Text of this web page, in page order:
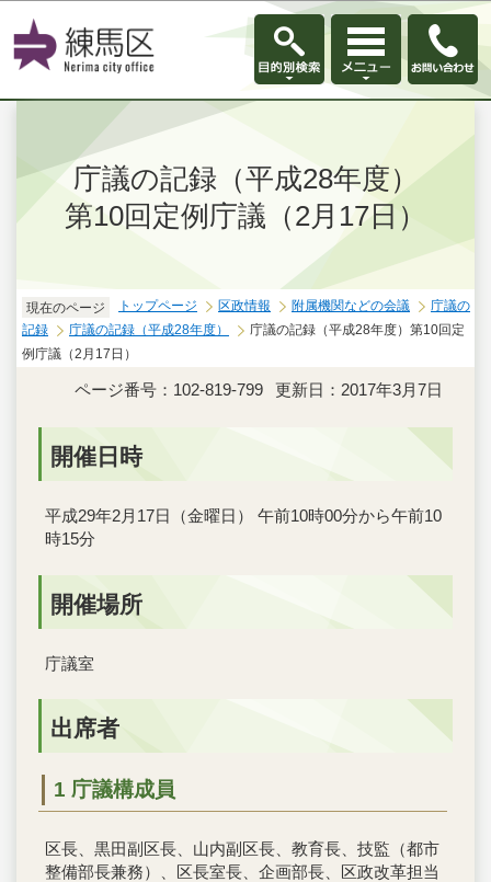
このページの本文へ移動
庁議の記録（平成28年度）
第10回定例庁議（2月17日）
現在のページ トップページ 区政情報 附属機関などの会議
庁議の
記録
庁議の記録（平成28年度）
庁議の記録（平成28年度）第10回定
例庁議（2月17日）
ページ番号：102-819-799 更新日：2017年3月7日
開催日時
平成29年2月17日（金曜日） 午前10時00分から午前10
時15分
開催場所
庁議室
出席者
1 庁議構成員
区長、黒田副区長、山内副区長、教育長、技監（都市
整備部長兼務）、区長室長、企画部長、区政改革担当